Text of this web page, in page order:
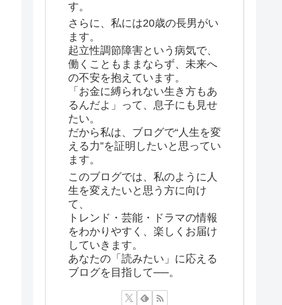
す。
さらに、私には20歳の長男がい
ます。
起立性調節障害という病気で、
働くこともままならず、未来へ
の不安を抱えています。
「お金に縛られない生き方もあ
るんだよ」って、息子にも見せ
たい。
だから私は、ブログで“人生を変
える力”を証明したいと思ってい
ます。
このブログでは、私のように人
生を変えたいと思う方に向け
て、
トレンド・芸能・ドラマの情報
をわかりやすく、楽しくお届け
していきます。
あなたの「読みたい」に応える
ブログを目指して──。